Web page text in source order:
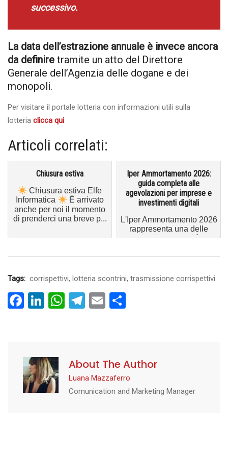
successivo.
La data dell’estrazione annuale è invece ancora
da definire tramite un atto del Direttore
Generale dell’Agenzia delle dogane e dei
monopoli.
Per visitare il portale lotteria con informazioni utili sulla
lotteria clicca qui
Articoli correlati:
Chiusura estiva
Chiusura estiva Elfe
Informatica
È arrivato
anche per noi il momento
di prenderci una breve p...
Iper Ammortamento 2026:
guida completa alle
agevolazioni per imprese e
investimenti digitali
L'Iper Ammortamento 2026
rappresenta una delle
principali opportunità per
i...
Tags: corrispettivi, lotteria scontrini, trasmissione corrispettivi
Facebook
LinkedIn
WhatsApp
Telegram
Email
About The Author
Luana Mazzaferro
Comunication and Marketing Manager